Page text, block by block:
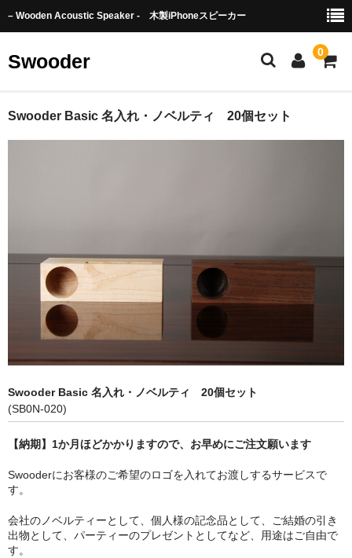
– Wooden Acoustic Speaker - 木製iPhoneスピーカー
Swooder 0
Swooderとは
Product
Basic
JUSO
名入れ・ノベルティのご注文
Flaseとは
Ruboodとは
Swooder Basic 名入れ・ノベルティ 20個セット
Swooder Basic 名入れ・ノベルティ 20個セット
(SB0N-020)
【納期】1か月ほどかかりますので、お早めにご注文願います
Swooderにお客様のご希望のロゴを入れてお渡しするサービスで
す。
会社のノベルティーとして、個人様の記念品として、ご結婚の引き
出物として、パーティーのプレゼントとしてなど、用途はご自由で
す。